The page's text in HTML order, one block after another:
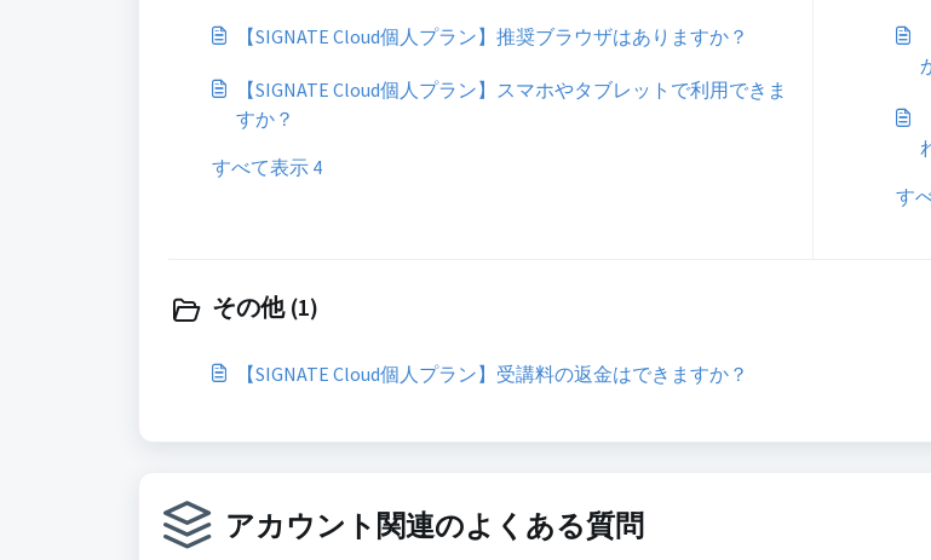
【SIGNATE Cloud個人プラン】推奨ブラウザはありますか？
【SIGNATE Cloud個人プラン】スマホやタブレットで利用できま
すか？
すべて表示 4
す
その他 (1)
【SIGNATE Cloud個人プラン】受講料の返金はできますか？
アカウント関連のよくある質問